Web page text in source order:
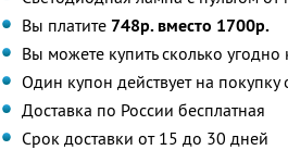
Вы платите 748р. вместо 1700р.
Вы можете купить сколько
Один купон действует на
Доставка по России бесплатная
Срок доставки от 15 до 30 дней